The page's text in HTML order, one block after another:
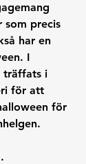
som precis
har en
I
träffats i
för att
för